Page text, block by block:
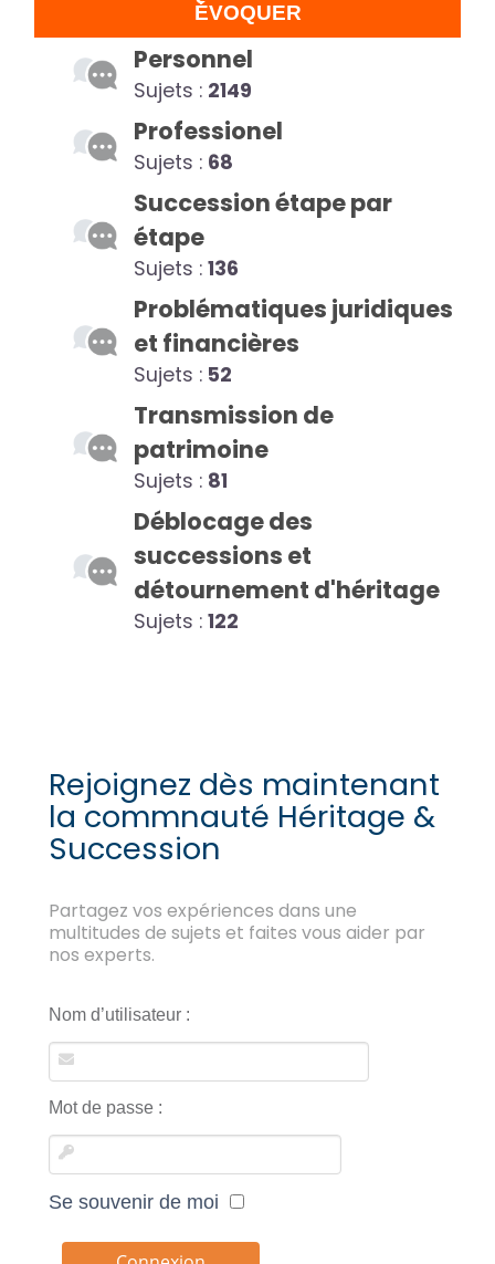
ÉVOQUER
Personnel
Sujets : 2149
Professionel
Sujets : 68
Succession étape par
étape
Sujets : 136
Problématiques juridiques
et financières
Sujets : 52
Transmission de
patrimoine
Sujets : 81
Déblocage des
successions et
détournement d'héritage
Sujets : 122
Rejoignez dès maintenant
la commnauté Héritage &
Succession
Partagez vos expériences dans une
multitudes de sujets et faites vous aider par
nos experts.
Nom d’utilisateur :
Mot de passe :
Se souvenir de moi